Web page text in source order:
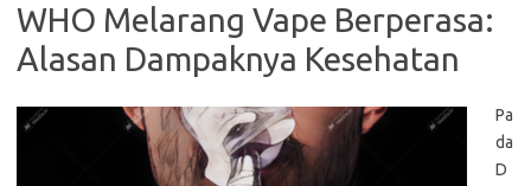
WHO Melarang Vape Berperasa:
Alasan Dampaknya Kesehatan
Pa
da
D